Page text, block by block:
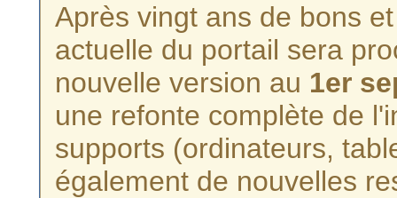
Après vingt ans de bons
actuelle du portail sera
nouvelle version au 1er
une refonte complète de
supports (ordinateurs,
également de nouvelles